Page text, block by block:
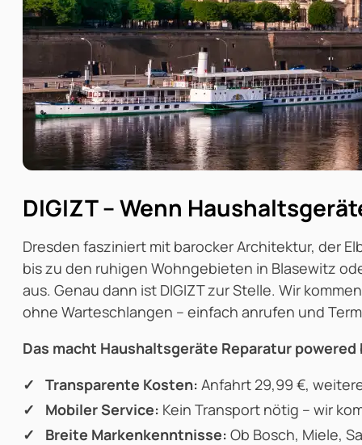
DIGIZT – Wenn
Dresden fasziniert mit barocker Architektur, der
bis zu den ruhigen Wohngebieten in Blasewitz
aus. Genau dann ist DIGIZT zur Stelle. Wir
ohne Warteschlangen – einfach anrufen und
Das macht Haushaltsgeräte Reparatur powered
Transparente Kosten: Anfahrt 29,99 €,
Mobiler Service: Kein Transport nötig – wir
Breite Markenkenntnisse: Ob Bosch, Miele,